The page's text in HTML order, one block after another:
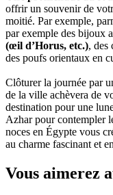
offrir un souvenir de
moitié. Par exemple,
par exemple des bijoux
(œil d’Horus, etc.), des
des poufs orientaux en
Clôturer la journée par
de la ville achèvera de
destination pour une
Azhar pour contempler
noces en Égypte vous
au charme fascinant et
Vous aimerez